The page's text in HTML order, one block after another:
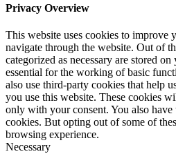
Privacy Overview
This website uses cookies to improve
navigate through the website. Out of
categorized as necessary are stored
essential for the working of basic
also use third-party cookies that help
you use this website. These cookies
only with your consent. You also
cookies. But opting out of some of
browsing experience.
Necessary